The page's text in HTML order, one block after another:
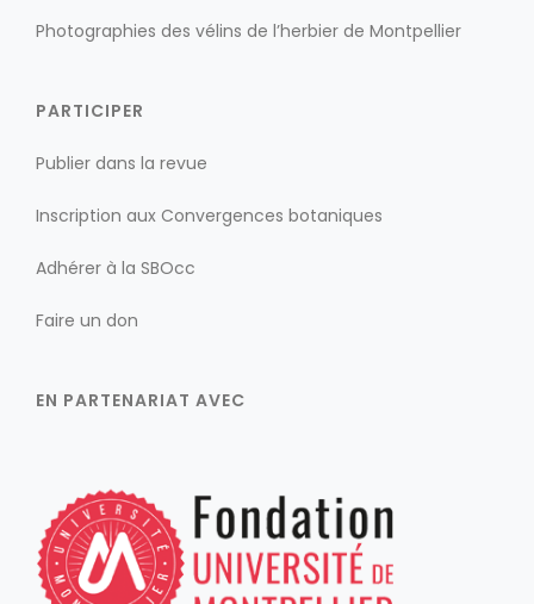
Photographies des vélins de l’herbier de Montpellier
PARTICIPER
Publier dans la revue
Inscription aux Convergences botaniques
Adhérer à la SBOcc
Faire un don
EN PARTENARIAT AVEC